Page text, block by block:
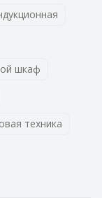
шкаф
техника